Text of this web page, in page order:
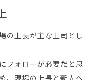
の上長が主な上司とし
フォローが必要だと思
、現場の上長と新人へ